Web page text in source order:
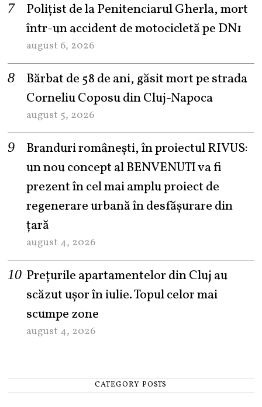
Polițist de la Penitenciarul Gherla, mort
într-un accident de motocicletă pe DN1
august 6, 2026
Bărbat de 58 de ani, găsit mort pe strada
Corneliu Coposu din Cluj-Napoca
august 5, 2026
Branduri românești, în proiectul RIVUS:
un nou concept al BENVENUTI va fi
prezent în cel mai amplu proiect de
regenerare urbană în desfășurare din
țară
august 4, 2026
Prețurile apartamentelor din Cluj au
scăzut ușor în iulie. Topul celor mai
scumpe zone
august 4, 2026
CATEGORY POSTS